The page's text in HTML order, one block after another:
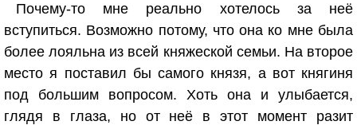
Почему-то мне реально хотелось за неё
вступиться. Возможно потому, что она ко мне была
более лояльна из всей княжеской семьи. На второе
место я поставил бы самого князя, а вот княгиня
под большим вопросом. Хоть она и улыбается,
глядя в глаза, но от неё в этот момент разит